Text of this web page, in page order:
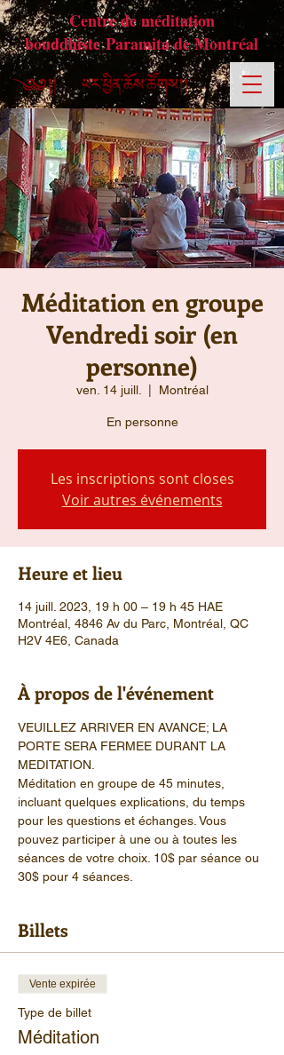
Centre de méditation
bouddhiste Paramita de Montréal
Méditation en groupe
Vendredi soir (en
personne)
ven. 14 juill. Montréal
En personne
Les inscriptions sont closes
Voir autres événements
Heure et lieu
14 juill. 2023, 19 h 00 – 19 h 45 HAE
Montréal, 4846 Av du Parc, Montréal, QC
H2V 4E6, Canada
À propos de l'événement
VEUILLEZ ARRIVER EN AVANCE; LA
PORTE SERA FERMEE DURANT LA
MEDITATION.
Méditation en groupe de 45 minutes,
incluant quelques explications, du temps
pour les questions et échanges. Vous
pouvez participer à une ou à toutes les
séances de votre choix. 10$ par séance ou
30$ pour 4 séances.
Billets
Vente expirée
Type de billet
Méditation